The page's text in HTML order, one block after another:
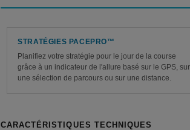
STRATÉGIES PACEPRO™
Planifiez votre stratégie pour le jour de la course
grâce à un indicateur de l'allure basé sur le GPS, sur
une sélection de parcours ou sur une distance.
CARACTÉRISTIQUES TECHNIQUES